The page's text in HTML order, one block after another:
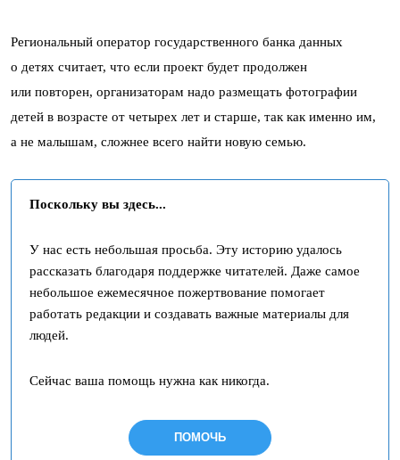
Региональный оператор государственного банка данных
о детях считает, что если проект будет продолжен
или повторен, организаторам надо размещать фотографии
детей в возрасте от четырех лет и старше, так как именно им,
а не малышам, сложнее всего найти новую семью.
Поскольку вы здесь...
У нас есть небольшая просьба. Эту историю удалось
рассказать благодаря поддержке читателей. Даже самое
небольшое ежемесячное пожертвование помогает
работать редакции и создавать важные материалы для
людей.
Сейчас ваша помощь нужна как никогда.
ПОМОЧЬ